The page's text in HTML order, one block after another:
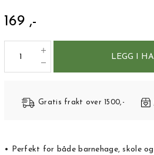
169 ,-
LEGG I
Gratis frakt over 1500,-
• Perfekt for både barnehage, skole